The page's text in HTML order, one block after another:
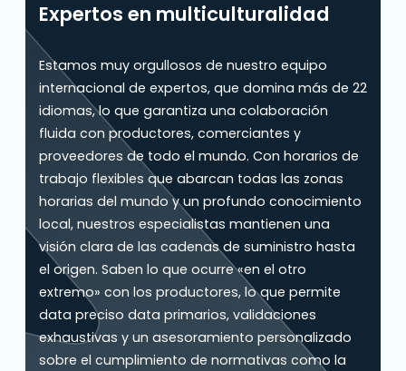
Expertos en multiculturalidad
Estamos muy orgullosos de nuestro equipo
internacional de expertos, que domina más de 22
idiomas, lo que garantiza una colaboración
fluida con productores, comerciantes y
proveedores de todo el mundo. Con horarios de
trabajo flexibles que abarcan todas las zonas
horarias del mundo y un profundo conocimiento
local, nuestros especialistas mantienen una
visión clara de las cadenas de suministro hasta
el origen. Saben lo que ocurre «en el otro
extremo» con los productores, lo que permite
data preciso data primarios, validaciones
exhaustivas y un asesoramiento personalizado
sobre el cumplimiento de normativas como la